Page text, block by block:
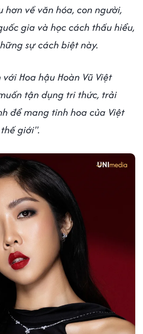
hơn về văn hóa, con người,
gia và học cách thấu hiểu,
sự cách biệt này.
Hoa hậu Hoàn Vũ Việt
tận dụng tri thức, trải
để mang tinh hoa của Việt
giới".